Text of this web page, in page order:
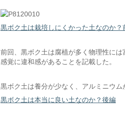
黒ボク土は栽培しにくかった土なのか？
前回、黒ボク土は腐植が多く物理性に
感覚に違和感があることを記載した。
黒ボク土は養分が少なく、アルミニウム
黒ボク土は本当に良い土なのか？後編